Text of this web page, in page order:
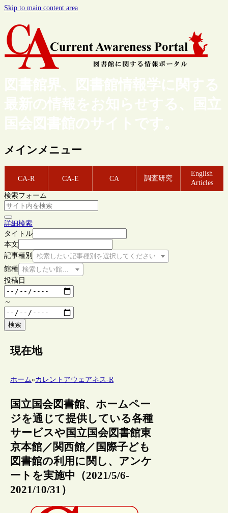
Skip to main content area
図書館界、図書館情報学に関する
最新の情報をお知らせする、国立
国会図書館のサイトです。
メインメニュー
CA-R CA-E CA 調査研究
English
Articles
検索フォーム
詳細検索
タイトル
本文
記事種別
検索したい記事種別を選択してください
館種 検索したい館種を選択してください
投稿日
～
検索
現在地
ホーム»カレントアウェアネス-R
国立国会図書館、ホームペー
ジを通じて提供している各種
サービスや国立国会図書館東
京本館／関西館／国際子ども
図書館の利用に関し、アンケ
ートを実施中（2021/5/6-
2021/10/31）